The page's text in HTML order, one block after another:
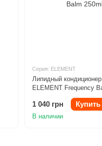
Серия: ELEMENT
Липидный
ELEMENT Frequency
1 040 грн Купить
В наличии